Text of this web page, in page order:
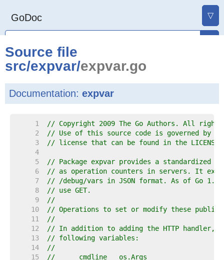
GoDoc ▽
Source file
src/expvar/expvar.go
Documentation: expvar
     1
// Copyright 2009 The Go Authors. All
     2
// Use of this source code is governed by a
     3
// license that can be found in the
     4
     5
// Package expvar provides a standardized
     6
// as operation counters in servers. It
     7
// /debug/vars in JSON format. As of Go
     8
// use GET.
     9
//
    10
// Operations to set or modify these public
    11
//
    12
// In addition to adding the HTTP handler,
    13
// following variables:
    14
//
    15
//	cmdline   os.Args